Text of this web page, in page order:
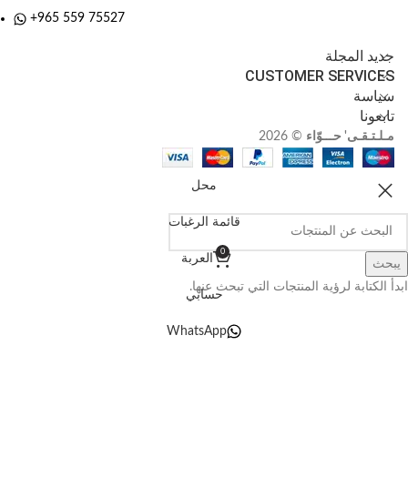
+965 559 75527
جديد المجلة
CUSTOMER SERVICES
سياسة
تابعونا
مـلـتـقـى' حـــوّاء ©
يبحث
ابدأ الكتابة لرؤية المنتجات التي تبحث عنها.
محل
قائمة الرغبات
0
العربة
حسابي
WhatsApp